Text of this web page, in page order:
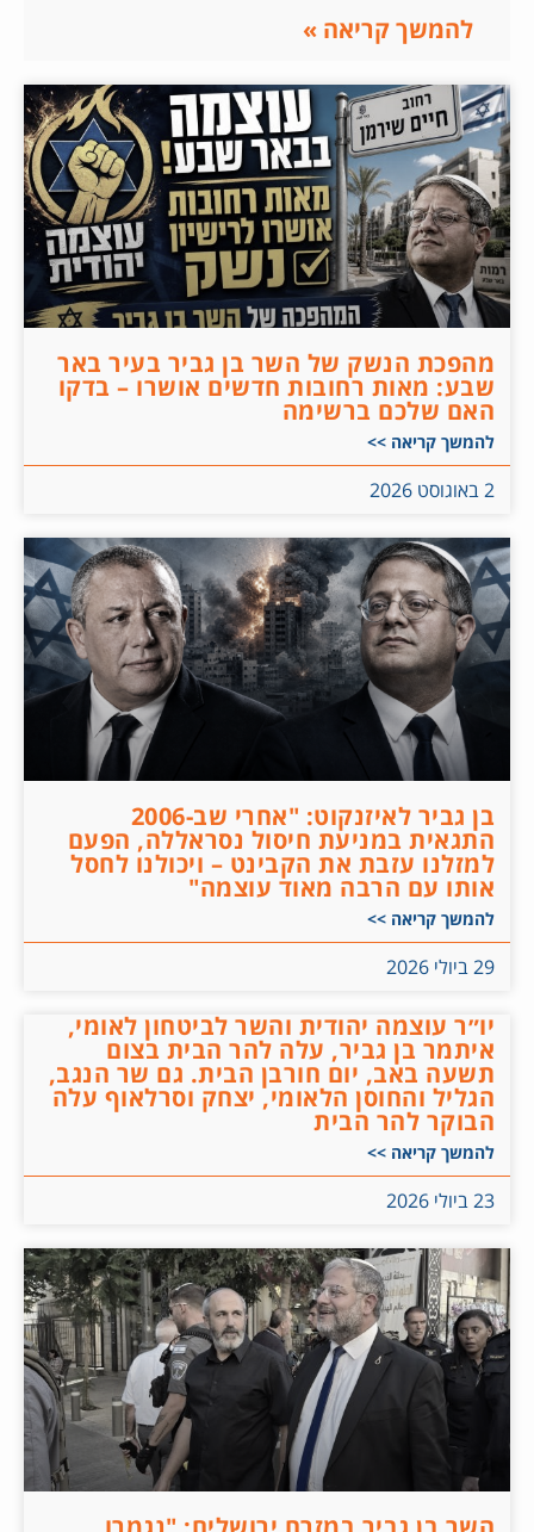
להמשך קריאה »
מהפכת הנשק של השר בן גביר בעיר באר
שבע: מאות רחובות חדשים אושרו – בדקו
האם שלכם ברשימה
להמשך קריאה >>
2 באוגוסט 2026
בן גביר לאיזנקוט: "אחרי שב-2006
התגאית במניעת חיסול נסראללה, הפעם
למזלנו עזבת את הקבינט – ויכולנו לחסל
אותו עם הרבה מאוד עוצמה"
להמשך קריאה >>
29 ביולי 2026
יו״ר עוצמה יהודית והשר לביטחון לאומי,
איתמר בן גביר, עלה להר הבית בצום
תשעה באב, יום חורבן הבית. גם שר הנגב,
הגליל והחוסן הלאומי, יצחק וסרלאוף עלה
הבוקר להר הבית
להמשך קריאה >>
23 ביולי 2026